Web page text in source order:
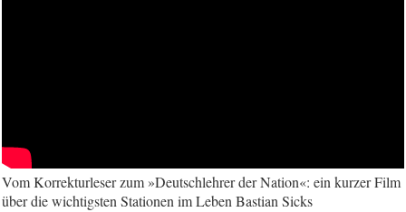
Vom Korrekturleser zum »Deutschlehrer der Nation«: ein kurzer Film
über die wichtigsten Stationen im Leben Bastian Sicks